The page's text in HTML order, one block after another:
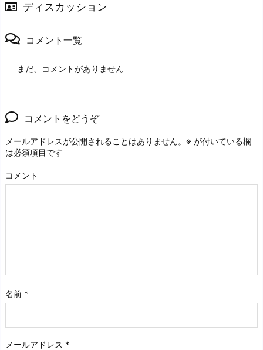
ディスカッション
コメント一覧
まだ、コメントがありません
コメントをどうぞ
メールアドレスが公開されることはありません。 ※ が付いている欄
は必須項目です
コメント
名前 *
メールアドレス *